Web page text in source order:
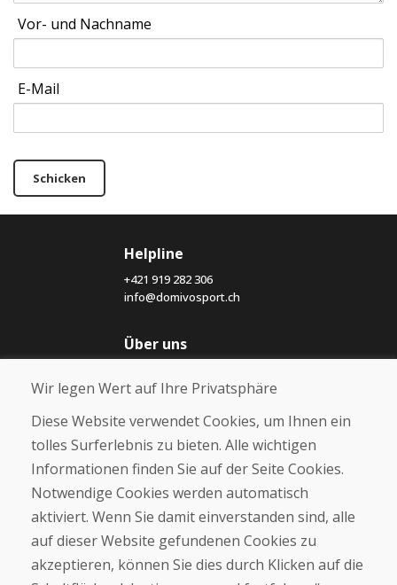
Vor- und Nachname
E-Mail
Schicken
Helpline
+421 919 282 306
info@domivosport.ch
Über uns
Über uns
Kontakt
Kaufen
E-Shop
Geschäftsbedingungen
Zahlung
Beschwerde
Wir legen Wert auf Ihre Privatsphäre
Diese Website verwendet Cookies, um Ihnen ein
tolles Surferlebnis zu bieten. Alle wichtigen
Informationen finden Sie auf der Seite Cookies.
Notwendige Cookies werden automatisch
aktiviert. Wenn Sie damit einverstanden sind, alle
auf dieser Website gefundenen Cookies zu
akzeptieren, können Sie dies durch Klicken auf die